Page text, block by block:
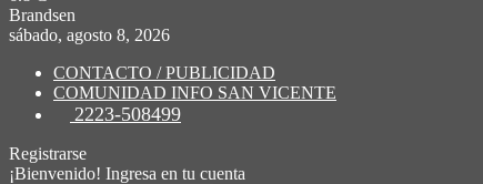
Brandsen
sábado, agosto 8, 2026
CONTACTO / PUBLICIDAD
COMUNIDAD INFO SAN VICENTE
2223-508499
Registrarse
¡Bienvenido! Ingresa en tu cuenta